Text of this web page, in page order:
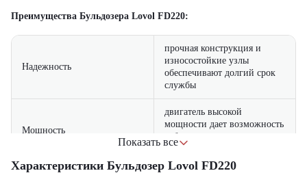
Преимущества Бульдозера Lovol FD220:
Надежность
прочная конструкция и
износостойкие узлы
обеспечивают долгий срок
службы
Мощность
двигатель высокой
мощности дает возможность
работать в сложных
условиях
Показать все
Характеристики Бульдозер Lovol FD220